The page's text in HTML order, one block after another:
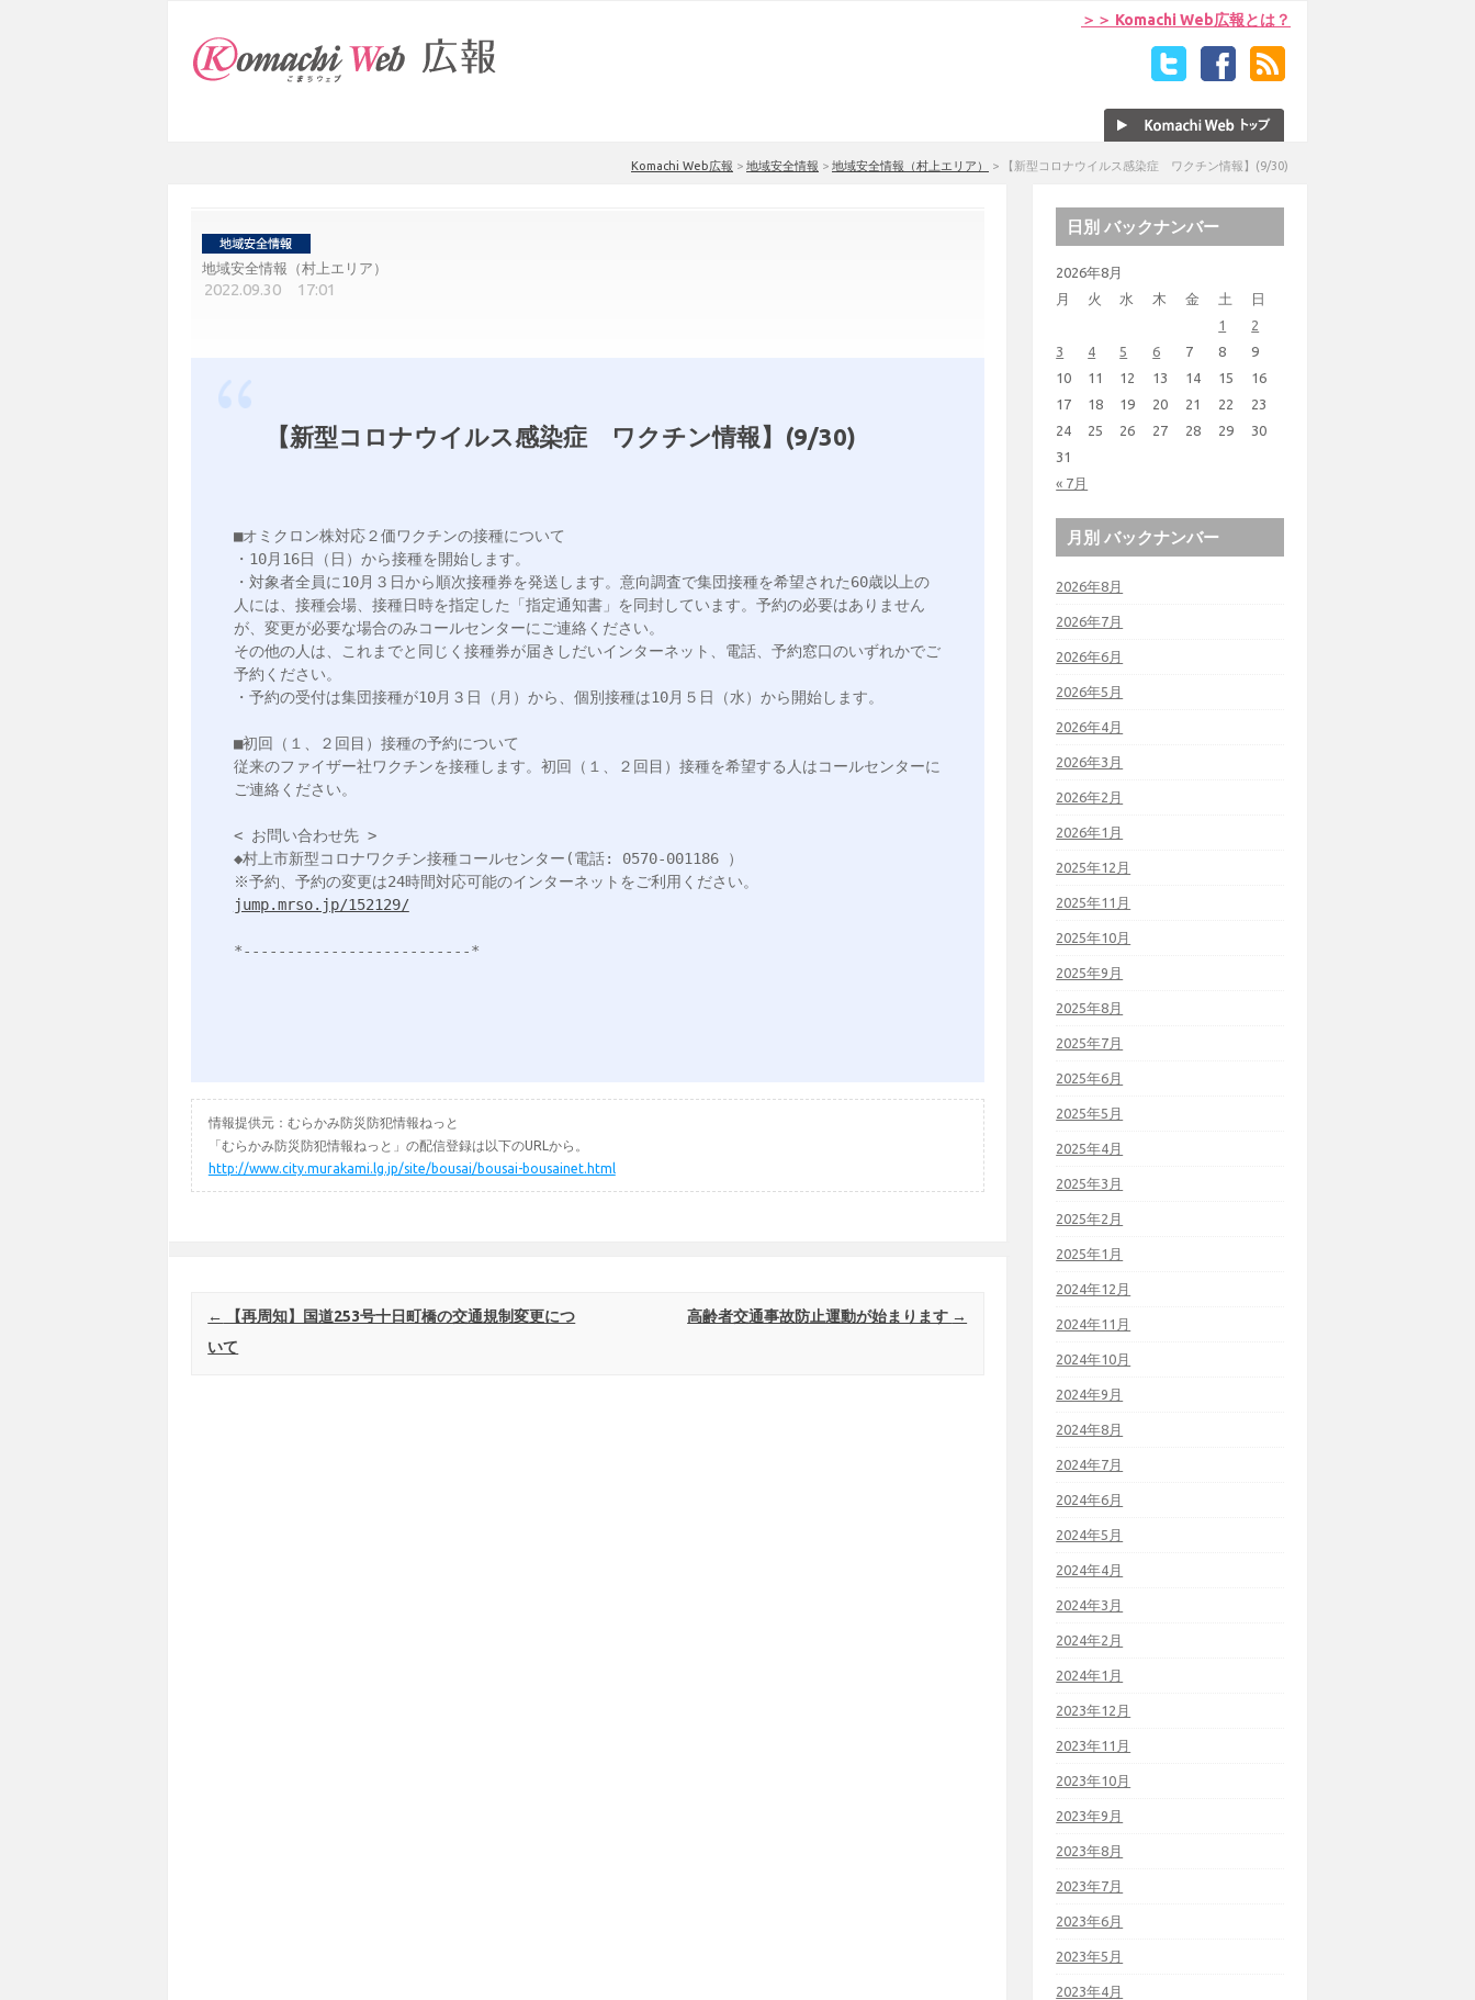
＞＞ Komachi Web広報とは？
Komachi Web広報 > 地域安全情報 > 地域安全情報（村上エリア） > 【新型コロナウイルス感染症 ワクチン情報】(9/30)
地域安全情報（村上エリア）
2022.09.30 17:01
【新型コロナウイルス感染症 ワクチン情報】(9/30)
■オミクロン株対応２価ワクチンの接種について
・10月16日（日）から接種を開始します。
・対象者全員に10月３日から順次接種券を発送します。意向調査で集団接種を希望された60歳以上の
人には、接種会場、接種日時を指定した「指定通知書」を同封しています。予約の必要はありません
が、変更が必要な場合のみコールセンターにご連絡ください。
その他の人は、これまでと同じく接種券が届きしだいインターネット、電話、予約窓口のいずれかでご
予約ください。
・予約の受付は集団接種が10月３日（月）から、個別接種は10月５日（水）から開始します。
■初回（１、２回目）接種の予約について
従来のファイザー社ワクチンを接種します。初回（１、２回目）接種を希望する人はコールセンターに
ご連絡ください。
< お問い合わせ先 >
◆村上市新型コロナワクチン接種コールセンター(電話: 0570-001186 ）
jump.mrso.jp/152129/
*--------------------------*
情報提供元：むらかみ防災防犯情報ねっと
「むらかみ防災防犯情報ねっと」の配信登録は以下のURLから。
http://www.city.murakami.lg.jp/site/bousai/bousai-bousainet.html
Post navigation
←
【再周知】国道253号十日町橋の交通規制変更につ
いて
高齢者交通事故防止運動が始まります →
日別 バックナンバー
2026年8月
月
火 水 木 金 土 日
« 7月
1
2
3
4 5 6 7 8
9
10
11 12 13 14 15
16
17
18 19 20 21 22
23
24
25 26 27 28 29
30
31
月別 バックナンバー
2026年8月
2026年7月
2026年6月
2026年5月
2026年4月
2026年3月
2026年2月
2026年1月
2025年12月
2025年11月
2025年10月
2025年9月
2025年8月
2025年7月
2025年6月
2025年5月
2025年4月
2025年3月
2025年2月
2025年1月
2024年12月
2024年11月
2024年10月
2024年9月
2024年8月
2024年7月
2024年6月
2024年5月
2024年4月
2024年3月
2024年2月
2024年1月
2023年12月
2023年11月
2023年10月
2023年9月
2023年8月
2023年7月
2023年6月
2023年5月
2023年4月